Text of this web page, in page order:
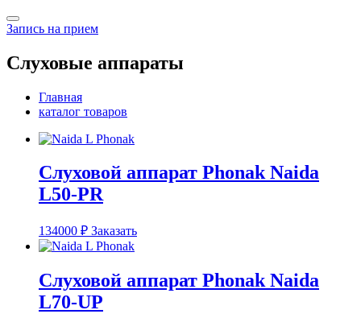
Запись на прием
Слуховые аппараты
Главная
каталог товаров
Слуховой аппарат Phonak Naida
L50-PR
134000 ₽ Заказать
Слуховой аппарат Phonak Naida
L70-UP